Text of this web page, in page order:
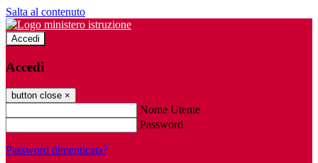
Salta al contenuto
Accedi
Accedi
button close ×
Nome Utente
Password
Password dimenticata?